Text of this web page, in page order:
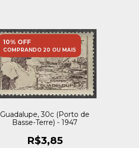
10% OFF
COMPRANDO 20 OU MAIS
Guadalupe, 30c (Porto de
Basse-Terre) - 1947
R$3,85